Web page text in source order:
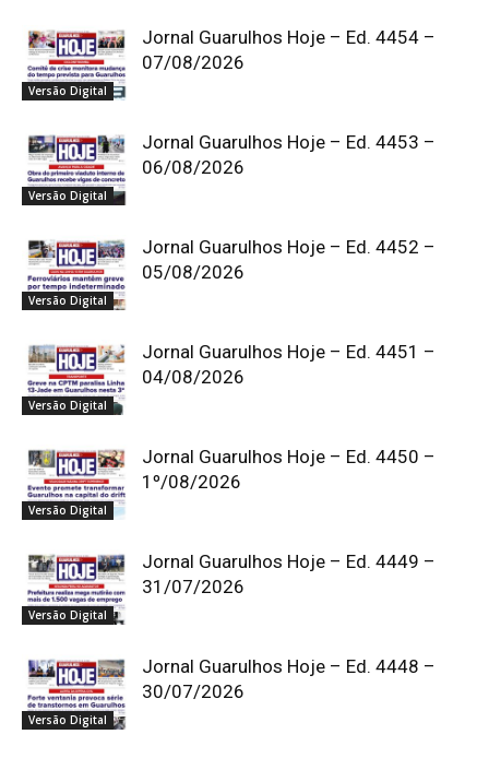
Versão Digital
Jornal Guarulhos Hoje – Ed. 4454 –
07/08/2026
Versão Digital
Jornal Guarulhos Hoje – Ed. 4453 –
06/08/2026
Versão Digital
Jornal Guarulhos Hoje – Ed. 4452 –
05/08/2026
Versão Digital
Jornal Guarulhos Hoje – Ed. 4451 –
04/08/2026
Versão Digital
Jornal Guarulhos Hoje – Ed. 4450 –
1º/08/2026
Versão Digital
Jornal Guarulhos Hoje – Ed. 4449 –
31/07/2026
Versão Digital
Jornal Guarulhos Hoje – Ed. 4448 –
30/07/2026